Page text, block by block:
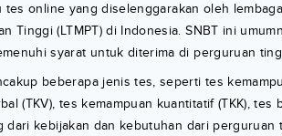
online yang diselenggarakan oleh
Tinggi (LTMPT) di Indonesia. SNBT ini
syarat untuk diterima di perguruan
beberapa jenis tes, seperti tes
(TKV), tes kemampuan kuantitatif (TKK),
dari kebijakan dan kebutuhan dari perguruan